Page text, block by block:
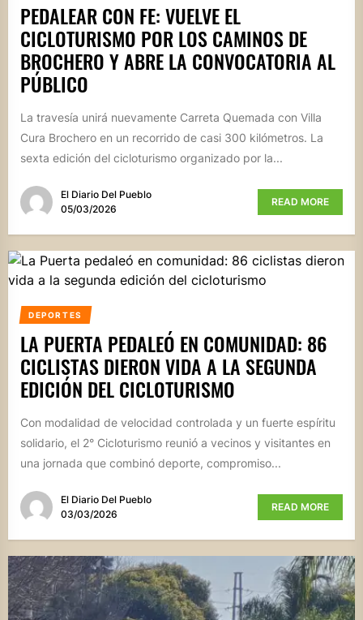
PEDALEAR CON FE: VUELVE EL
CICLOTURISMO POR LOS CAMINOS DE
BROCHERO Y ABRE LA CONVOCATORIA AL
PÚBLICO
La travesía unirá nuevamente Carreta Quemada con Villa
Cura Brochero en un recorrido de casi 300 kilómetros. La
sexta edición del cicloturismo organizado por la...
El Diario Del Pueblo
05/03/2026
READ MORE
DEPORTES
LA PUERTA PEDALEÓ EN COMUNIDAD: 86
CICLISTAS DIERON VIDA A LA SEGUNDA
EDICIÓN DEL CICLOTURISMO
Con modalidad de velocidad controlada y un fuerte espíritu
solidario, el 2° Cicloturismo reunió a vecinos y visitantes en
una jornada que combinó deporte, compromiso...
El Diario Del Pueblo
03/03/2026
READ MORE